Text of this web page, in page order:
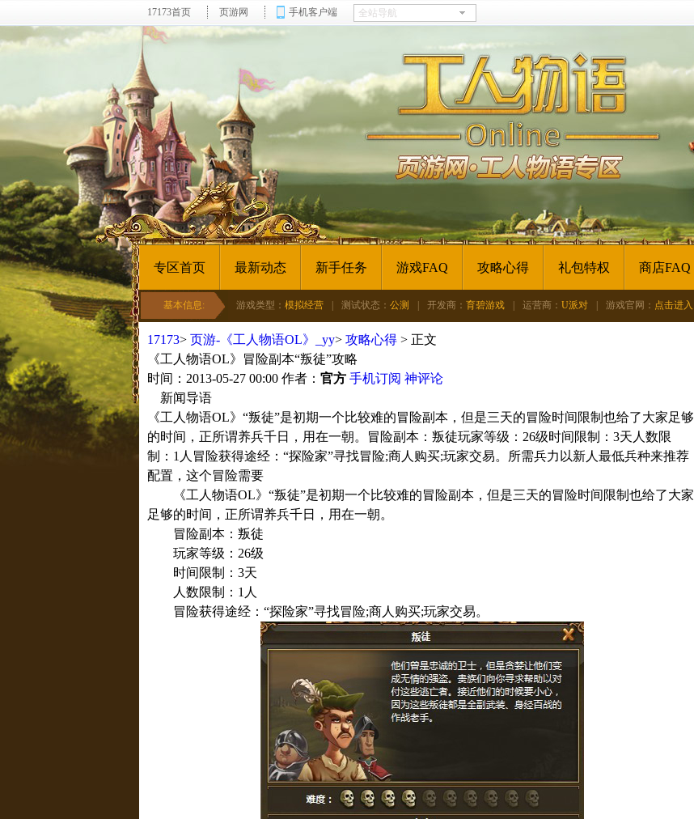
17173首页 页游网 手机客户端
专区首页 最新动态 新手任务 游戏FAQ 攻略心得 礼包特权 商店FAQ
基本信息: 游戏类型： 模拟经营 测试状态： 公测 开发商： 育碧游戏 运营商： U派对 游戏官网： 点击进入
17173> 页游-《工人物语OL》_yy> 攻略心得 > 正文
《工人物语OL》冒险副本“叛徒”攻略
时间：2013-05-27 00:00 作者： 官方 手机订阅 神评论
新闻导语
《工人物语OL》“叛徒”是初期一个比较难的冒险副本，但是三天的冒险时间限制也给了大家足够
的时间，正所谓养兵千日，用在一朝。冒险副本：叛徒玩家等级：26级时间限制：3天人数限
制：1人冒险获得途经：“探险家”寻找冒险;商人购买;玩家交易。所需兵力以新人最低兵种来推荐
配置，这个冒险需要
《工人物语OL》“叛徒”是初期一个比较难的冒险副本，但是三天的冒险时间限制也给了大家
足够的时间，正所谓养兵千日，用在一朝。
冒险副本：叛徒
玩家等级：26级
时间限制：3天
人数限制：1人
冒险获得途经：“探险家”寻找冒险;商人购买;玩家交易。